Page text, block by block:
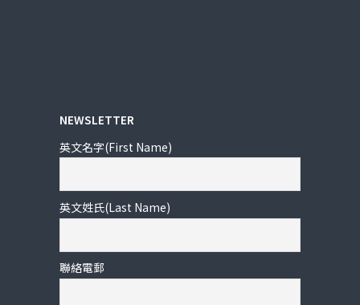
NEWSLETTER
英文名字(First Name)
英文姓氏(Last Name)
聯絡電郵